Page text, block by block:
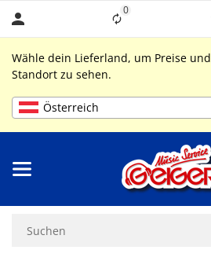
0Liste ist leer
Wähle dein Lieferland, um Preise
Standort zu sehen.
Österreich